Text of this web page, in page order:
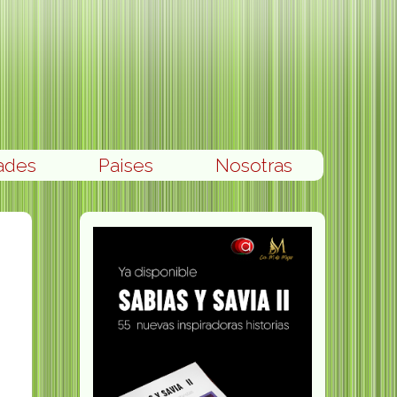
Nosotras
Paises